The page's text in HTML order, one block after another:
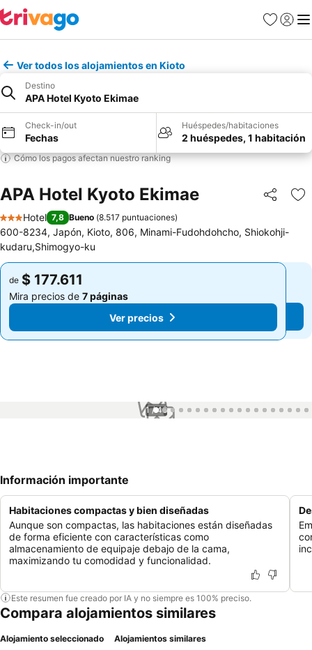
Favoritos
Iniciar
Ver todos los alojamientos en Kioto
Destino
APA Hotel Kyoto Ekimae
Check-in/out
Fechas
Huéspedes/habitaciones
2 huéspedes, 1 habitación
Cómo los pagos afectan nuestro ranking
APA Hotel Kyoto Ekimae Compartir
3 Estrellas
Hotel 7,8 Bueno (8.517 puntuaciones)
600-8234, Japón, Kioto, 806, Minami-Fudohdohcho, Shiokohji-
kudaru,Shimogyo-ku
de $ 177.611
Mira precios de 7 páginas
Ver precios
de $ 177.611
Mira precios de 7 páginas
Ver precios
1 / 46
Información importante
Habitaciones compactas y bien diseñadas
Aunque son compactas, las habitaciones están diseñadas
de forma eficiente con características como
almacenamiento de equipaje debajo de la cama,
maximizando tu comodidad y funcionalidad.
Este resumen fue creado por IA y no siempre es 100% preciso.
Compara alojamientos similares
Alojamiento seleccionado Alojamientos similares